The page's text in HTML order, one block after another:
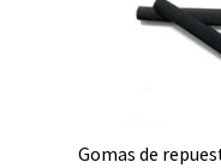
Gomas de